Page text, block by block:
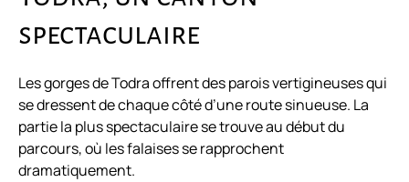
spectaculaire
Les gorges de Todra offrent des parois vertigineuses qui
se dressent de chaque côté d’une route sinueuse. La
partie la plus spectaculaire se trouve au début du
parcours, où les falaises se rapprochent
dramatiquement.